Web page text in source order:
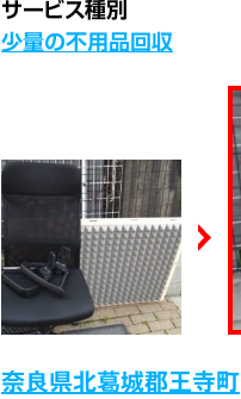
サービス種別
少量の不用品回収
奈良県北葛城郡王寺町